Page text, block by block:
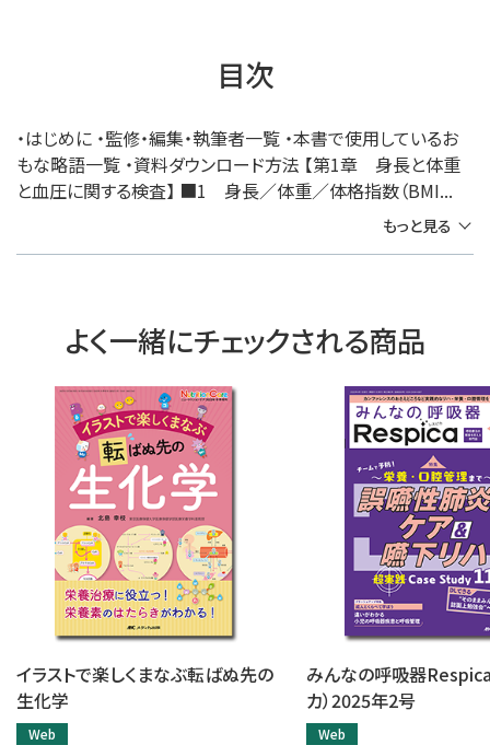
目次
・はじめに ・監修・編集・執筆者一覧 ・本書で使用しているお
もな略語一覧 ・資料ダウンロード方法 【第1章 身長と体重
と血圧に関する検査】 ■1 身長／体重／体格指数（BMI...
もっと見る
よく一緒にチェックされる商品
イラストで楽しくまなぶ転ばぬ先の
生化学
Web
みんなの呼吸器Respica
カ）2025年2号
Web